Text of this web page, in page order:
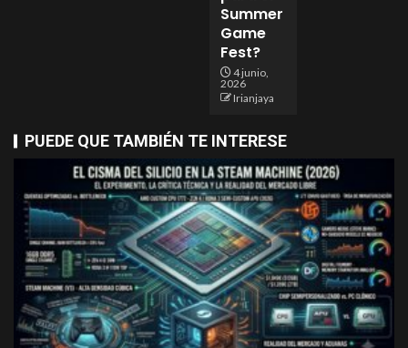
Summer
Game
Fest?
4 junio,
2026
Irianjaya
PUEDE QUE TAMBIÉN TE INTERESE